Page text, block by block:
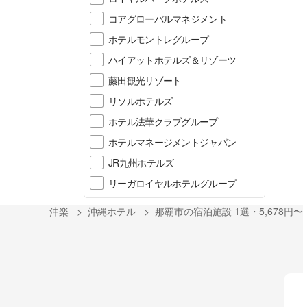
コアグローバルマネジメント
ホテルモントレグループ
ハイアットホテルズ＆リゾーツ
藤田観光リゾート
リソルホテルズ
ホテル法華クラブグループ
ホテルマネージメントジャパン
JR九州ホテルズ
リーガロイヤルホテルグループ
沖楽 沖縄ホテル 那覇市の宿泊施設 1選・5,678円〜